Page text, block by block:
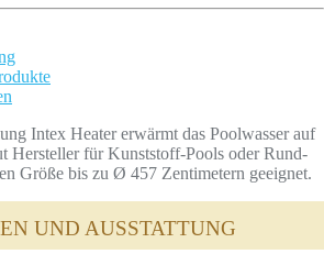
Intex Heater erwärmt das Poolwasser auf
Hersteller für Kunststoff-Pools oder Rund-
Größe bis zu Ø 457 Zentimetern geeignet.
UND AUSSTATTUNG